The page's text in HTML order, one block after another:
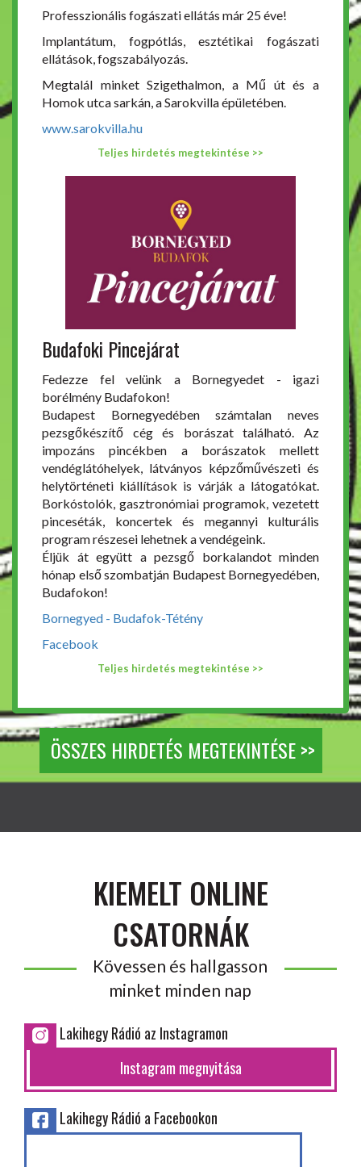
Professzionális fogászati ellátás már 25 éve!
Implantátum, fogpótlás, esztétikai fogászati
ellátások, fogszabályozás.
Megtalál minket Szigethalmon, a Mű út és a
Homok utca sarkán, a Sarokvilla épületében.
www.sarokvilla.hu
Teljes hirdetés megtekintése >>
Budafoki Pincejárat
Fedezze fel velünk a Bornegyedet - igazi
borélmény Budafokon!
Budapest Bornegyedében számtalan neves
pezsgőkészítő cég és borászat található. Az
impozáns pincékben a borászatok mellett
vendéglátóhelyek, látványos képzőművészeti és
helytörténeti kiállítások is várják a látogatókat.
Borkóstolók, gasztronómiai programok, vezetett
pinceséták, koncertek és megannyi kulturális
program részesei lehetnek a vendégeink.
Éljük át együtt a pezsgő borkalandot minden
hónap első szombatján Budapest Bornegyedében,
Budafokon!
Bornegyed - Budafok-Tétény
Facebook
Teljes hirdetés megtekintése >>
ÖSSZES HIRDETÉS MEGTEKINTÉSE >>
KIEMELT ONLINE
CSATORNÁK
Kövessen és hallgasson
minket minden nap
Lakihegy Rádió az Instagramon
Instagram megnyitása
Lakihegy Rádió a Facebookon